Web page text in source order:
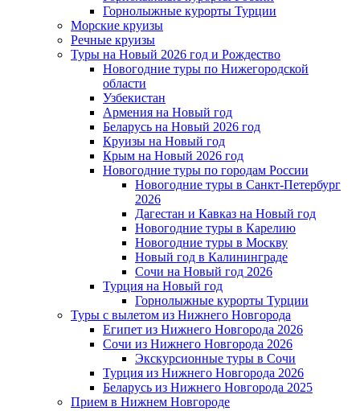
Горнолыжные курорты Турции
Морские круизы
Речные круизы
Туры на Новый 2026 год и Рождество
Новогодние туры по Нижегородской
области
Узбекистан
Армения на Новый год
Беларусь на Новый 2026 год
Круизы на Новый год
Крым на Новый 2026 год
Новогодние туры по городам России
Новогодние туры в Санкт-Петербург
2026
Дагестан и Кавказ на Новый год
Новогодние туры в Карелию
Новогодние туры в Москву
Новый год в Калининграде
Сочи на Новый год 2026
Турция на Новый год
Горнолыжные курорты Турции
Туры с вылетом из Нижнего Новгорода
Египет из Нижнего Новгорода 2026
Сочи из Нижнего Новгорода 2026
Экскурсионные туры в Сочи
Турция из Нижнего Новгорода 2026
Беларусь из Нижнего Новгорода 2025
Прием в Нижнем Новгороде